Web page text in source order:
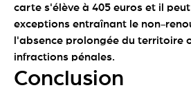
carte s'élève à 405 euros et il
exceptions entraînant le non-
l'absence prolongée du territoire
infractions pénales.
Conclusion